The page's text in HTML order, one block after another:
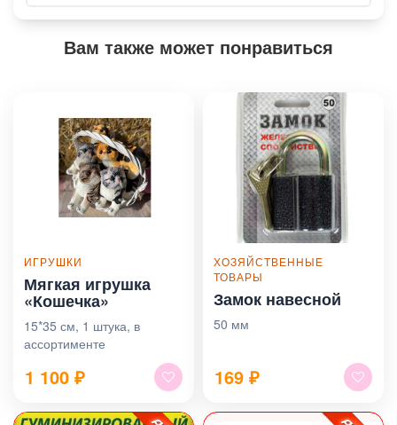
Вам также может понравиться
ИГРУШКИ
Мягкая игрушка
«Кошечка»
15*35 см, 1 штука, в
ассортименте
1 100 ₽
ХОЗЯЙСТВЕННЫЕ
ТОВАРЫ
Замок навесной
50 мм
169 ₽